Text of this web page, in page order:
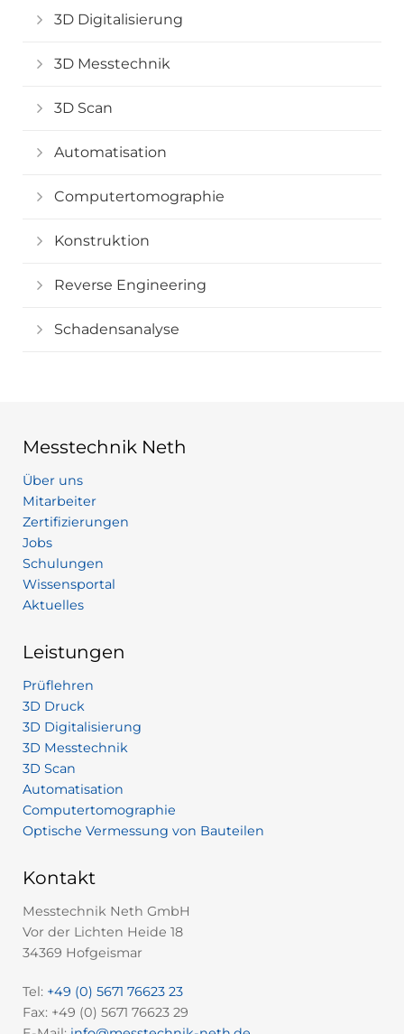
3D Digitalisierung
3D Messtechnik
3D Scan
Automatisation
Computertomographie
Konstruktion
Reverse Engineering
Schadensanalyse
Messtechnik Neth
Über uns
Mitarbeiter
Zertifizierungen
Jobs
Schulungen
Wissensportal
Aktuelles
Leistungen
Prüflehren
3D Druck
3D Digitalisierung
3D Messtechnik
3D Scan
Automatisation
Computertomographie
Optische Vermessung von Bauteilen
Kontakt
Messtechnik Neth GmbH
Vor der Lichten Heide 18
34369 Hofgeismar
Tel: +49 (0) 5671 76623 23
Fax: +49 (0) 5671 76623 29